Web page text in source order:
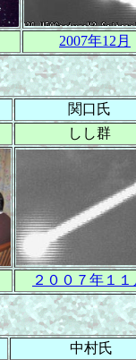
2007年12月
関口氏
しし群
２ ００７年１１
中村氏